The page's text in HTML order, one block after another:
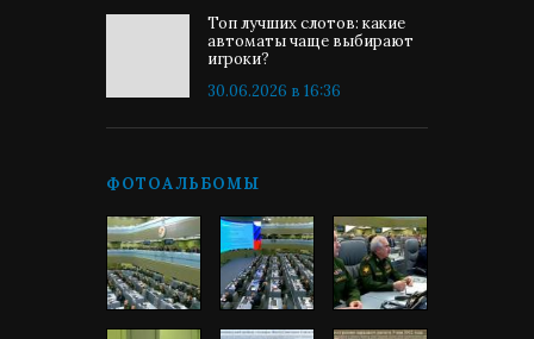
Топ лучших слотов: какие
автоматы чаще выбирают
игроки?
30.06.2026 в 16:36
ФОТОАЛЬБОМЫ